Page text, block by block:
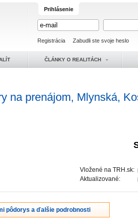
Prihlásenie
Registrácia Zabudli ste svoje heslo
ČLÁNKY O REALITÁCH
na prenájom, Mlynská,
Vložené na TRH.sk:
Aktualizované:
pôdorys a ďalšie podrobnosti